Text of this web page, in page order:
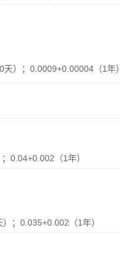
）；0.0009+0.00004（1年）
0.04+0.002（1年）
；0.035+0.002（1年）